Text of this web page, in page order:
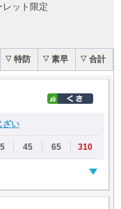
レット限定
特防
▽ 素早
▽ 合計
▽
ざい
45 65 310